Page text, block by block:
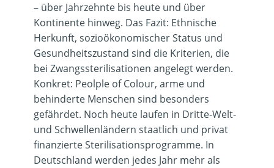
– über Jahrzehnte bis heute und über
Kontinente hinweg. Das Fazit: Ethnische
Herkunft, sozioökonomischer Status und
Gesundheitszustand sind die Kriterien, die
bei Zwangssterilisationen angelegt werden.
Konkret: Peolple of Colour, arme und
behinderte Menschen sind besonders
gefährdet. Noch heute laufen in Dritte-Welt-
und Schwellenländern staatlich und privat
finanzierte Sterilisationsprogramme. In
Deutschland werden jedes Jahr mehr als